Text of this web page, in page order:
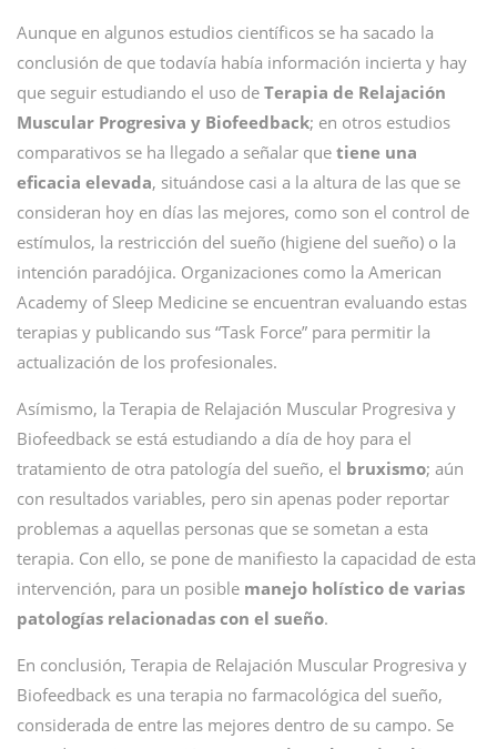
Aunque en algunos estudios científicos se ha sacado la
conclusión de que todavía había información incierta y hay
que seguir estudiando el uso de Terapia de Relajación
Muscular Progresiva y Biofeedback; en otros estudios
comparativos se ha llegado a señalar que tiene una
eficacia elevada, situándose casi a la altura de las que se
consideran hoy en días las mejores, como son el control de
estímulos, la restricción del sueño (higiene del sueño) o la
intención paradójica. Organizaciones como la American
Academy of Sleep Medicine se encuentran evaluando estas
terapias y publicando sus “Task Force” para permitir la
actualización de los profesionales.
Asímismo, la Terapia de Relajación Muscular Progresiva y
Biofeedback se está estudiando a día de hoy para el
tratamiento de otra patología del sueño, el bruxismo; aún
con resultados variables, pero sin apenas poder reportar
problemas a aquellas personas que se sometan a esta
terapia. Con ello, se pone de manifiesto la capacidad de esta
intervención, para un posible manejo holístico de varias
patologías relacionadas con el sueño.
En conclusión, Terapia de Relajación Muscular Progresiva y
Biofeedback es una terapia no farmacológica del sueño,
considerada de entre las mejores dentro de su campo. Se